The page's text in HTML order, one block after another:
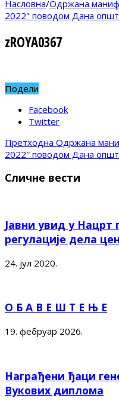
Насловна/Одржана
2022" поводом Дана
zROYA0367
Подели
Facebook
Twitter
Претходна Одржана
2022″ поводом Дана
Сличне вести
Јавни увид у
регулације дела
24. јул 2020.
О Б А В Е Ш Т Е Њ Е
19. фебруар 2026.
Награђени ђаци
Вукових диплома